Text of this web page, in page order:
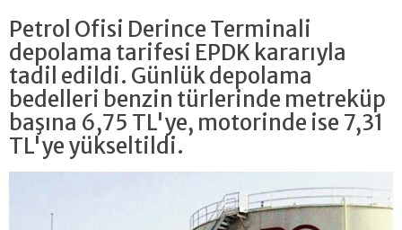
Petrol Ofisi Derince Terminali
depolama tarifesi EPDK kararıyla
tadil edildi. Günlük depolama
bedelleri benzin türlerinde metreküp
başına 6,75 TL'ye, motorinde ise 7,31
TL'ye yükseltildi.